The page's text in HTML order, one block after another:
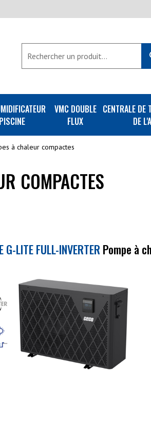
PISCINE
VMC DOUBLE
FLUX
CENTRALE DE
DE
à chaleur compactes
COMPACTES
G-LITE FULL-INVERTER Pompe à